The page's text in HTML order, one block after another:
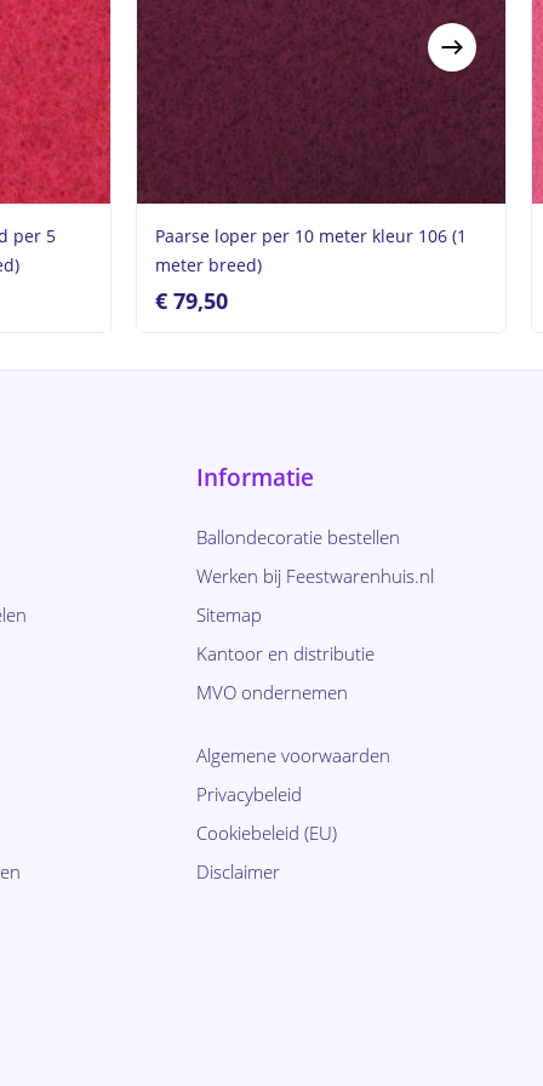
per 5
Paarse loper per 10 meter kleur 106 (1
meter breed)
€ 79,50
Informatie
Ballondecoratie bestellen
Werken bij Feestwarenhuis.nl
Sitemap
Kantoor en distributie
MVO ondernemen
Algemene voorwaarden
Privacybeleid
Cookiebeleid (EU)
Disclaimer